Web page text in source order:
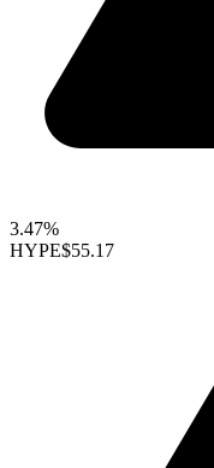
3.47%
HYPE$55.17